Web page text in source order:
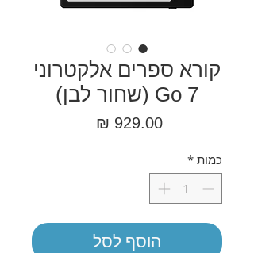
קורא ספרים אלקטרוני
Go 7 (שחור לבן)
‏929.00 ‏₪
כמות *
הוסף לסל